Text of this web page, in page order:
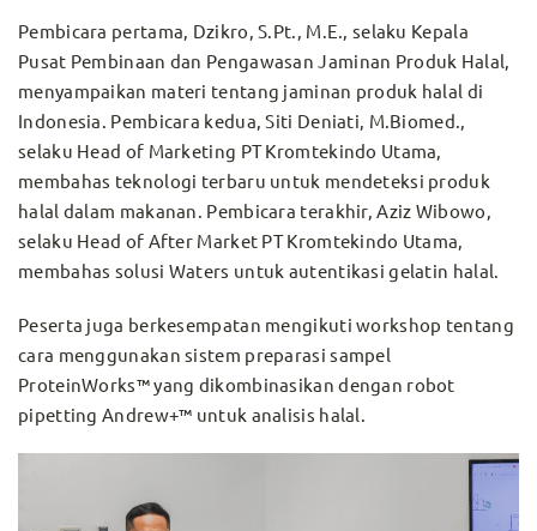
Pembicara pertama, Dzikro, S.Pt., M.E., selaku Kepala
Pusat Pembinaan dan Pengawasan Jaminan Produk Halal,
menyampaikan materi tentang jaminan produk halal di
Indonesia. Pembicara kedua, Siti Deniati, M.Biomed.,
selaku Head of Marketing PT Kromtekindo Utama,
membahas teknologi terbaru untuk mendeteksi produk
halal dalam makanan. Pembicara terakhir, Aziz Wibowo,
selaku Head of After Market PT Kromtekindo Utama,
membahas solusi Waters untuk autentikasi gelatin halal.
Peserta juga berkesempatan mengikuti workshop tentang
cara menggunakan sistem preparasi sampel
ProteinWorks™ yang dikombinasikan dengan robot
pipetting Andrew+™ untuk analisis halal.